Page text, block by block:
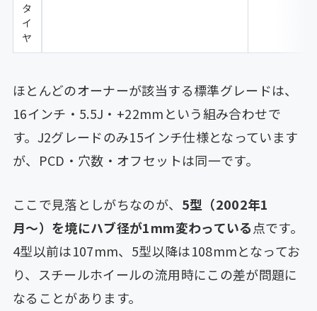
タ
イ
ヤ
ほとんどのオーナーが該当する標準グレードは、
16インチ・5.5J・+22mmという組み合わせで
す。J2グレードのみ15インチ仕様となっています
が、PCD・穴数・オフセットは同一です。
ここで見落としがちなのが、 5型（2002年1
月〜）を境にハブ径が1mm変わっている点です。
4型以前は107mm、5型以降は108mmとなってお
り、スチールホイールの流用時にこの差が問題に
なることがあります。